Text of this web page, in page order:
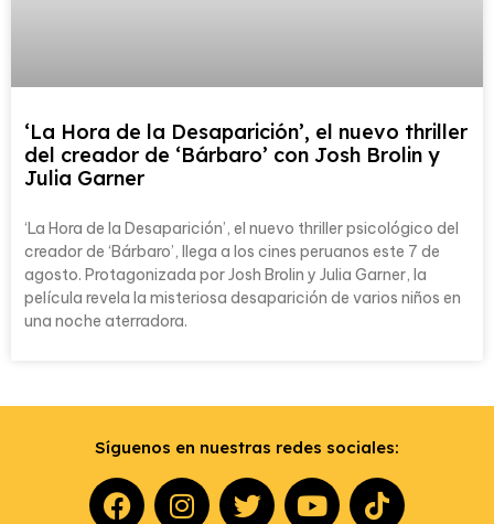
‘La Hora de la Desaparición’, el nuevo thriller
del creador de ‘Bárbaro’ con Josh Brolin y
Julia Garner
‘La Hora de la Desaparición’, el nuevo thriller psicológico del
creador de ‘Bárbaro’, llega a los cines peruanos este 7 de
agosto. Protagonizada por Josh Brolin y Julia Garner, la
película revela la misteriosa desaparición de varios niños en
una noche aterradora.
Síguenos en nuestras redes sociales: